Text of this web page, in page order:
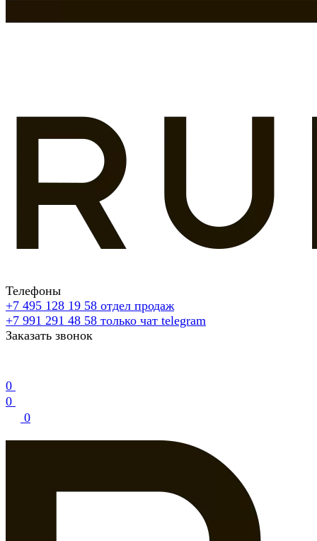
Телефоны
+7 495 128 19 58 отдел продаж
+7 991 291 48 58 только чат telegram
Заказать звонок
0
0
0